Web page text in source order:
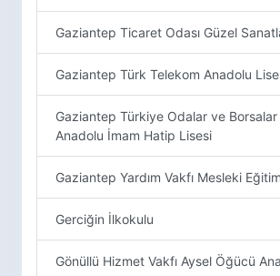
Gaziantep Ticaret Odası Güzel
Gaziantep Türk Telekom Anadolu
Gaziantep Türkiye Odalar ve Borsalar
Anadolu İmam Hatip Lisesi
Gaziantep Yardım Vakfı Mesleki
Gerciğin İlkokulu
Gönüllü Hizmet Vakfı Aysel Öğücü